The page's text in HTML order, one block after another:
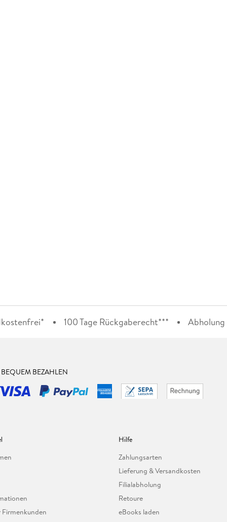
100 Tage Rückgaberecht*** Abholung
BEZAHLEN
Firmenkunden
Hilfe
Zahlungsarten
Lieferung & Versandkosten
Filialabholung
Retoure
eBooks laden